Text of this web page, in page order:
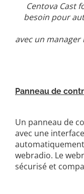
Centova Cast
besoin pour
avec un
Panneau de
Un panneau de
avec une
webradio. Le
sécurisé et